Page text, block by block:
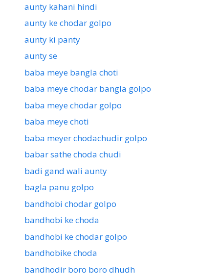
aunty kahani hindi
aunty ke chodar golpo
aunty ki panty
aunty se
baba meye bangla choti
baba meye chodar bangla golpo
baba meye chodar golpo
baba meye choti
baba meyer chodachudir golpo
babar sathe choda chudi
badi gand wali aunty
bagla panu golpo
bandhobi chodar golpo
bandhobi ke choda
bandhobi ke chodar golpo
bandhobike choda
bandhodir boro boro dhudh